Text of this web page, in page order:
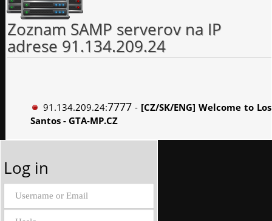
Zoznam SAMP serverov na IP
adrese 91.134.209.24
91.134.209.24:7777- [CZ/SK/ENG] Welcome to Los
Santos - GTA-MP.CZ
Log in